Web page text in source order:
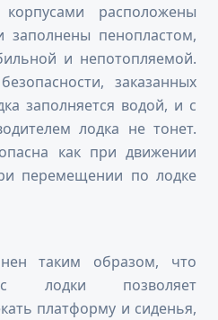
расположены
заполнены пенопластом,
и непотопляемой.
заказанных
заполняется водой, и с
лодка не тонет.
как при движении
перемещении по лодке
таким образом, что
лодки позволяет
платформу и сиденья,